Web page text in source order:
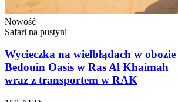
Nowość
Safari na pustyni
Wycieczka na wielbłądach w obozie
Bedouin Oasis w Ras Al Khaimah
wraz z transportem w RAK